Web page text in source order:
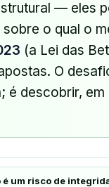
— eles
o qual o
(a Lei das
O
é descobrir,
um risco de